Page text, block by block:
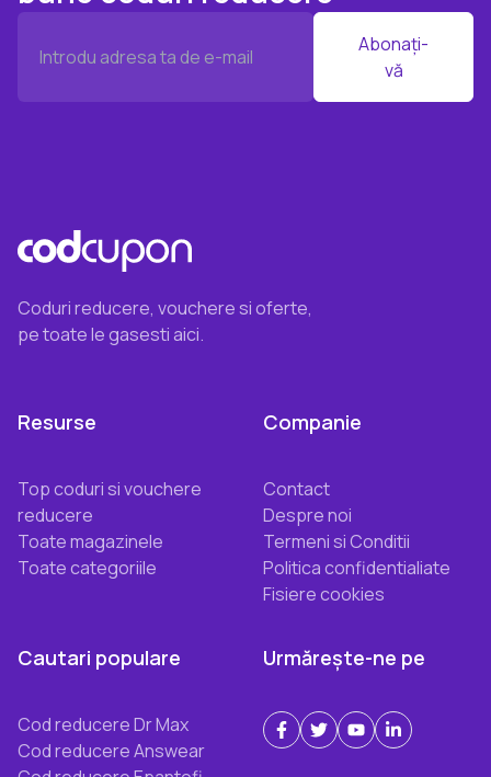
Abonați-
vă
Coduri reducere, vouchere si oferte,
pe toate le gasesti aici.
Resurse
Top coduri si vouchere
reducere
Toate magazinele
Toate categoriile
Companie
Contact
Despre noi
Termeni si Conditii
Politica confidentialiate
Fisiere cookies
Cautari populare
Cod reducere Dr Max
Cod reducere Answear
Urmărește-ne pe